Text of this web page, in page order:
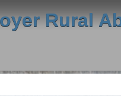
Rural
cookies